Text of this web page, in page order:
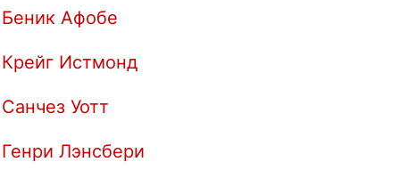
Беник Афобе
Крейг Истмонд
Санчез Уотт
Генри Лэнсбери